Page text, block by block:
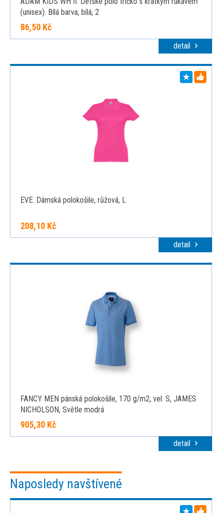
(unisex). Bílá barva, bílá, 2
86,50 Kč
detail
EVE. Dámská polokošile, růžová, L
208,10 Kč
detail
FANCY MEN pánská polokošile, 170 g/m2, vel. S, JAMES
NICHOLSON, Světle modrá
905,30 Kč
detail
Naposledy navštívené